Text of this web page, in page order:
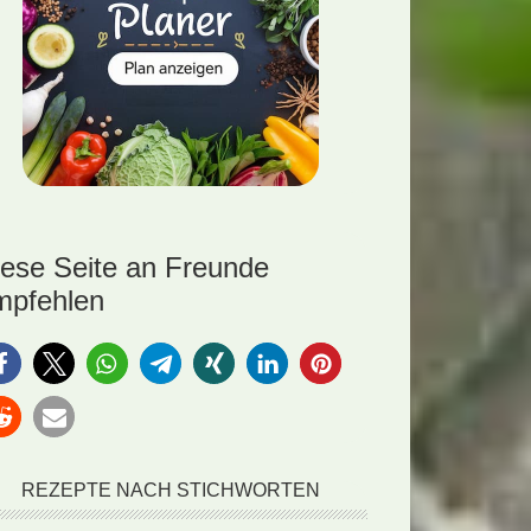
Seite an Freunde
REZEPTE NACH STICHWORTEN